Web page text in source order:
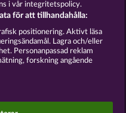
Facebook
att ångra köpet
avsedda för
i vår integritetspolicy.
för att tillhandahålla:
positionering. Aktivt läsa
Lagra och/eller
Personanpassad reklam
forskning angående